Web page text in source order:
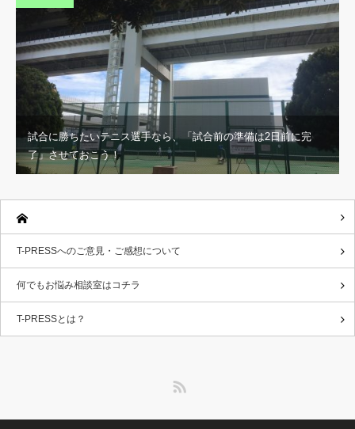
試合に勝ちたいテニス選手なら、「試合前の準備は2日前に完
了」させておこう！
T-PRESSへのご意見・ご感想について
何でもお悩み相談室はコチラ
T-PRESSとは？